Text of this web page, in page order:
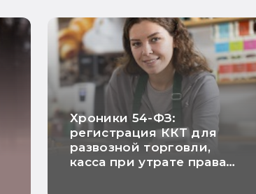
Хроники 54-ФЗ:
регистрация ККТ для
развозной торговли,
касса при утрате права